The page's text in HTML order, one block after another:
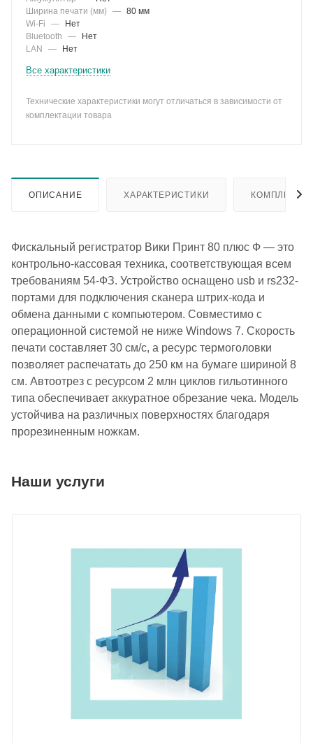
Ширина печати (мм)
— 80 мм
Wi-Fi
—
Нет
Bluetooth
—
Нет
LAN
— Нет
Все характеристики
Технические характеристики могут отличаться в зависимости от
комплектации товара
ОПИСАНИЕ ХАРАКТЕРИСТИКИ
Фискальный регистратор Вики Принт 80 плюс Ф — это
контрольно-кассовая техника, соответствующая всем
требованиям 54-ФЗ. Устройство оснащено usb и rs232-
портами для подключения сканера штрих-кода и
обмена данными с компьютером. Совместимо с
операционной системой не ниже Windows 7. Скорость
печати составляет 30 см/с, а ресурс термоголовки
позволяет распечатать до 250 км на бумаге шириной 8
см. Автоотрез с ресурсом 2 млн циклов гильотинного
типа обеспечивает аккуратное обрезание чека. Модель
устойчива на различных поверхностях благодаря
прорезиненным ножкам.
Наши услуги